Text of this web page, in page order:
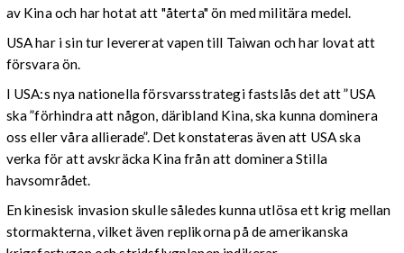
av Kina och har hotat att "återta" ön med militära medel.
USA har i sin tur levererat vapen till Taiwan och har lovat att
försvara ön.
I USA:s nya nationella försvarsstrategi fastslås det att ”USA
ska ”förhindra att någon, däribland Kina, ska kunna dominera
oss eller våra allierade”. Det konstateras även att USA ska
verka för att avskräcka Kina från att dominera Stilla
havsområdet.
En kinesisk invasion skulle således kunna utlösa ett krig mellan
stormakterna, vilket även replikorna på de amerikanska